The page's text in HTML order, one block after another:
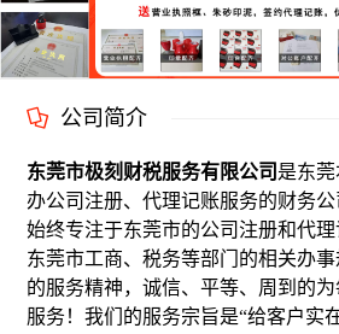
公司简介
东莞市极刻财税服务有限公司 是东
办公司注册、代理记账服务的财务公
始终专注于东莞市的公司注册和代
东莞市工商、税务等部门的相关办
的服务精神，诚信、平等、周到的
服务！我们的服务宗旨是“给客户实